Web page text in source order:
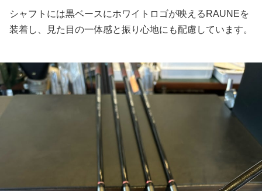
シャフトには黒ベースにホワイトロゴが映えるRAUNEを
装着し、見た目の一体感と振り心地にも配慮しています。